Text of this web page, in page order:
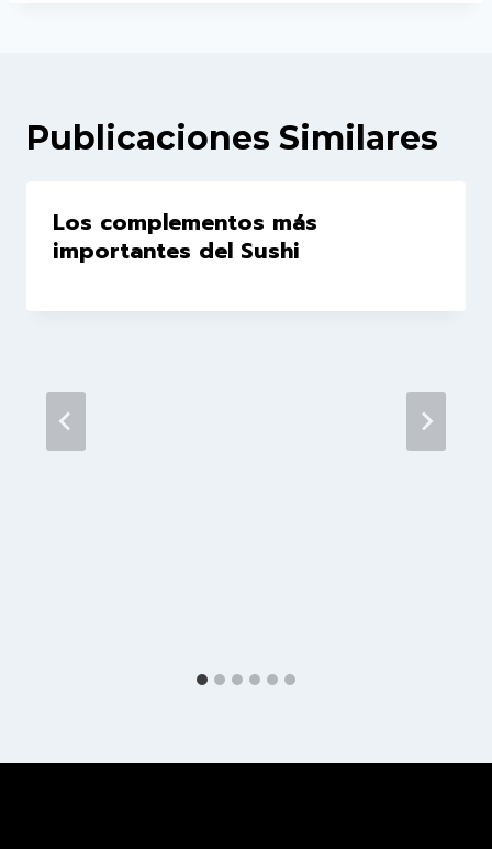
Publicaciones Similares
Los complementos más
importantes del Sushi